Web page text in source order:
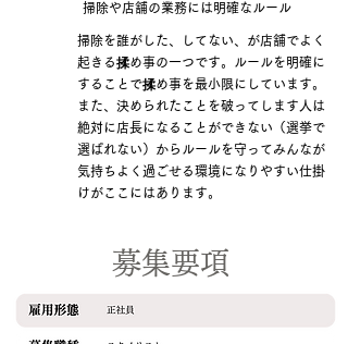
掃除や店舗の業務には明確なルール
掃除を誰がした、してない、が店舗でよく
起きる揉め事の一つです。ルールを明確に
することで揉め事を最小限にしています。
また、決められたことを破ってします人は
絶対に店長になることができない（選挙で
選ばれない）からルールを守ってみんなが
気持ちよく過ごせる環境になりやすい仕掛
けがここにはあります。
募集要項